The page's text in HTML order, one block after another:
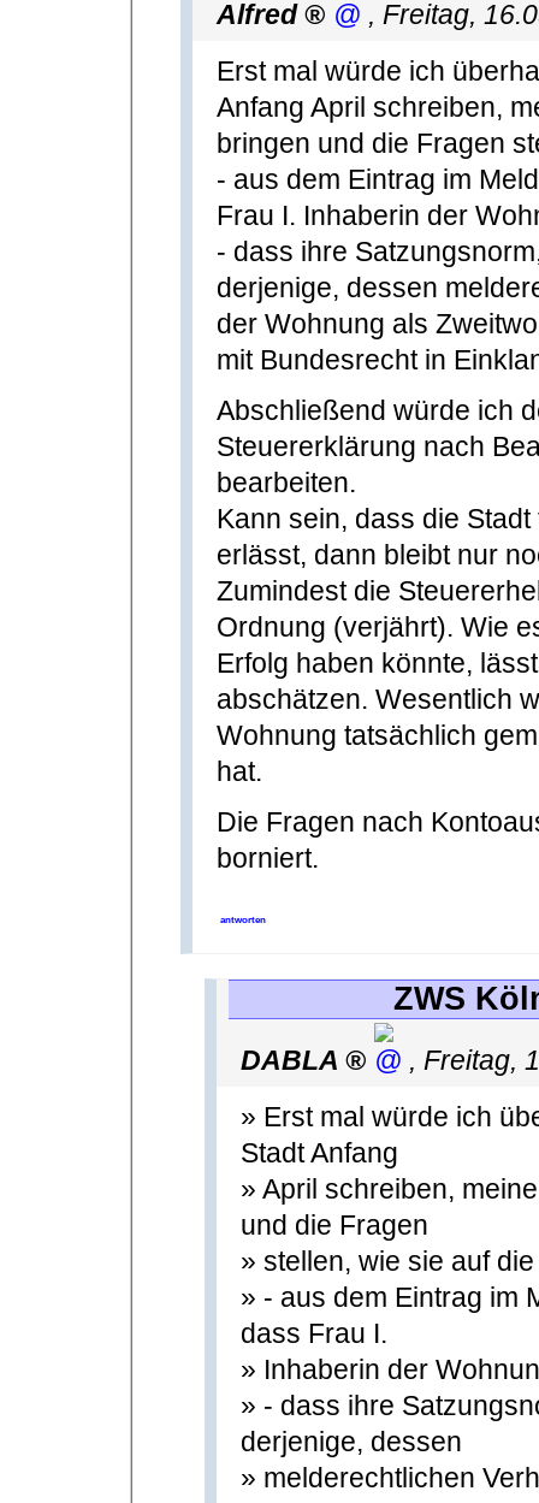
Alfred , Freitag,
Erst mal würde ich
Anfang April schreiben,
bringen und die Fragen
- aus dem Eintrag im
Frau I. Inhaberin der
- dass ihre
derjenige, dessen
der Wohnung als
mit Bundesrecht in
Abschließend würde ich
Steuererklärung nach
bearbeiten.
Kann sein, dass die
erlässt, dann bleibt nur
Zumindest die
Ordnung (verjährt). Wie
Erfolg haben könnte,
abschätzen. Wesentlich
Wohnung tatsächlich
hat.
Die Fragen nach
borniert.
antworten
ZWS
DABLA , Freitag,
» Erst mal würde ich
Stadt Anfang
» April schreiben,
und die Fragen
» stellen, wie sie auf
» - aus dem Eintrag im
dass Frau I.
» Inhaberin der
» - dass ihre
derjenige, dessen
» melderechtlichen